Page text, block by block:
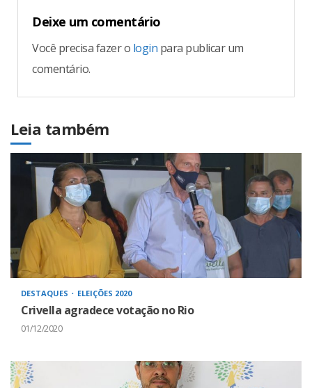
Deixe um comentário
Você precisa fazer o login para publicar um
comentário.
Leia também
DESTAQUES ELEIÇÕES 2020
Crivella agradece votação no Rio
01/12/2020